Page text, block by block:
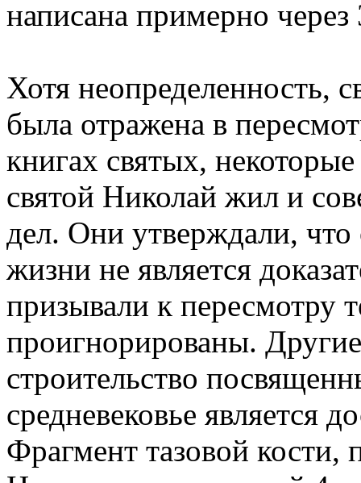
написана примерно через
Хотя неопределенность,
была отражена в
книгах святых,
святой Николай жил и
дел. Они утверждали, что
жизни не является
призывали к пересмотру
проигнорированы.
строительство
средневековье является
Фрагмент тазовой